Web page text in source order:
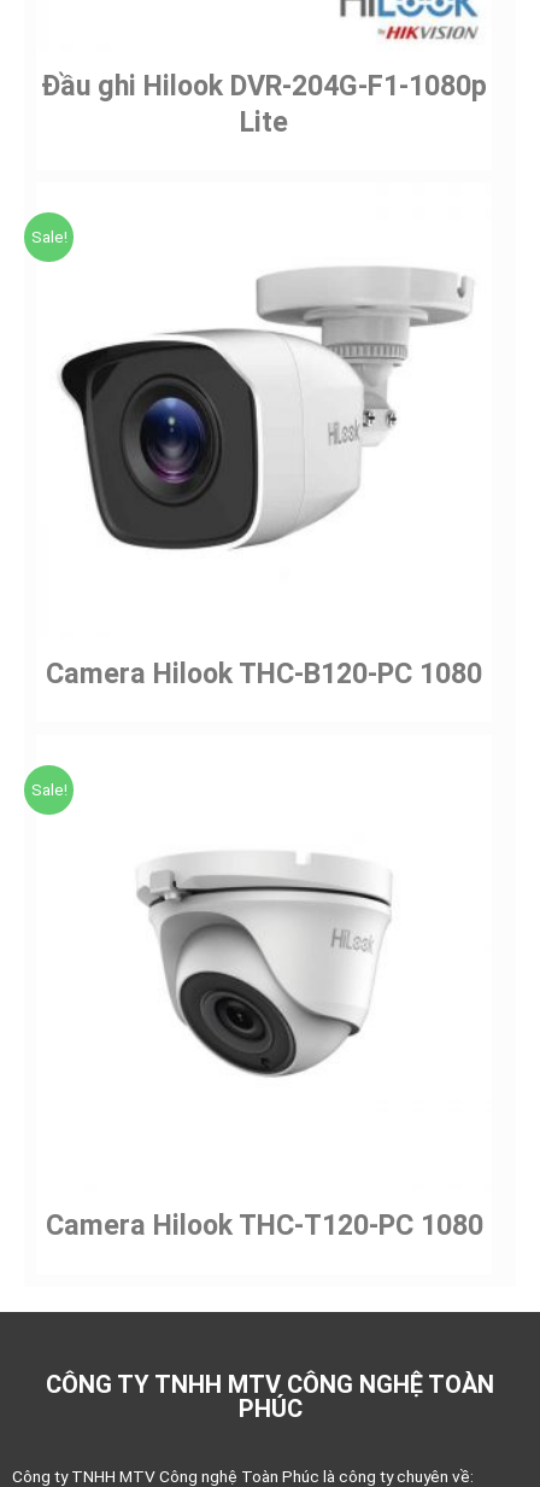
Đầu ghi Hilook DVR-204G-F1-1080p
Lite
Sale!
Camera Hilook THC-B120-PC 1080
Sale!
Camera Hilook THC-T120-PC 1080
CÔNG TY TNHH MTV CÔNG NGHỆ TOÀN
PHÚC
Công ty TNHH MTV Công nghệ Toàn Phúc là công ty chuyên về: